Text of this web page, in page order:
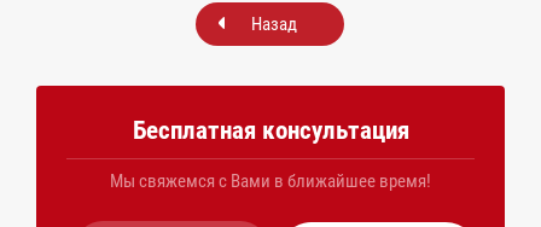
Назад
Бесплатная консультация
Мы свяжемся с Вами в ближайшее время!